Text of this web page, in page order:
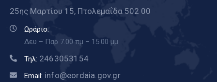
25ης Μαρτίου 15, Πτολεμαΐδα 502 00
Ωράριο:
Δευ – Παρ 7.00 πμ – 15.00 μμ
Τηλ: 2463053154
Email: info@eordaia.gov.gr